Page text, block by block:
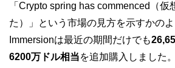
「Crypto spring has commenced（仮
た）」という市場の見方を示すかの
Immersionは最近の期間だけでも
6200万ドル相当を追加購入しました